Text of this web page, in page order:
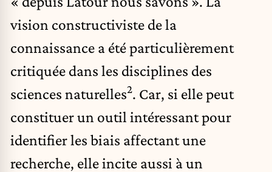
vision constructiviste de la
connaissance a été particulièrement
critiquée dans les disciplines des
sciences naturelles2. Car, si elle peut
constituer un outil intéressant pour
identifier les biais affectant une
recherche, elle incite aussi à un